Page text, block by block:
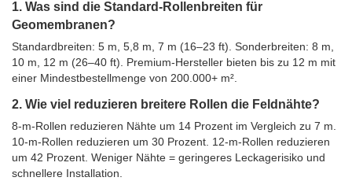
1. Was sind die Standard-Rollenbreiten für
Geomembranen?
Standardbreiten: 5 m, 5,8 m, 7 m (16–23 ft). Sonderbreiten: 8 m,
10 m, 12 m (26–40 ft). Premium-Hersteller bieten bis zu 12 m mit
einer Mindestbestellmenge von 200.000+ m².
2. Wie viel reduzieren breitere Rollen die Feldnähte?
8-m-Rollen reduzieren Nähte um 14 Prozent im Vergleich zu 7 m.
10-m-Rollen reduzieren um 30 Prozent. 12-m-Rollen reduzieren
um 42 Prozent. Weniger Nähte = geringeres Leckagerisiko und
schnellere Installation.